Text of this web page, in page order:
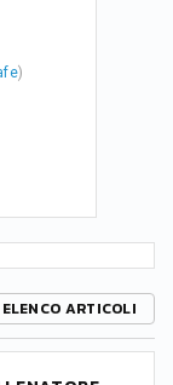
)
ELENCO ARTICOLI